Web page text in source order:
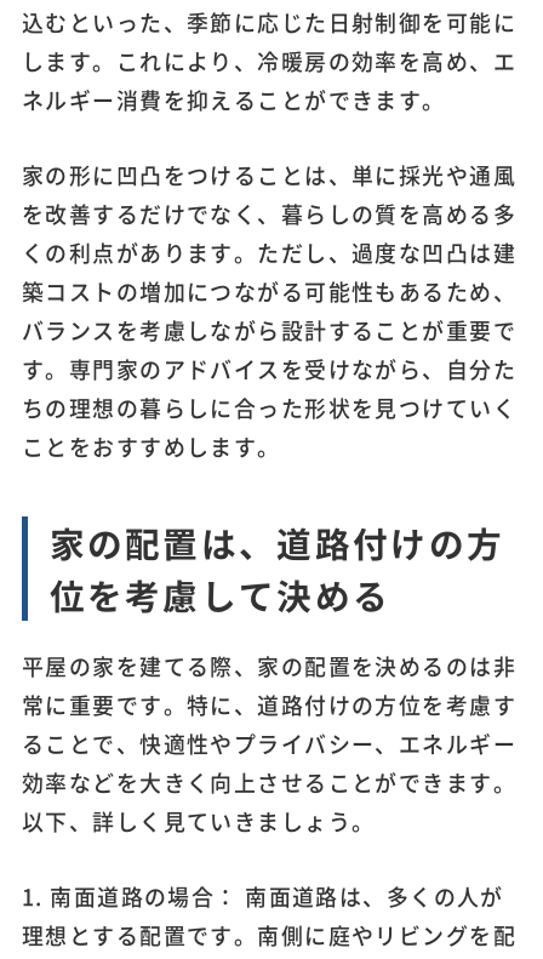
込むといった、季節に応じた日射制御を可能に
します。これにより、冷暖房の効率を高め、エ
ネルギー消費を抑えることができます。
家の形に凹凸をつけることは、単に採光や通風
を改善するだけでなく、暮らしの質を高める多
くの利点があります。ただし、過度な凹凸は建
築コストの増加につながる可能性もあるため、
バランスを考慮しながら設計することが重要で
す。専門家のアドバイスを受けながら、自分た
ちの理想の暮らしに合った形状を見つけていく
ことをおすすめします。
家の配置は、道路付けの方
位を考慮して決める
平屋の家を建てる際、家の配置を決めるのは非
常に重要です。特に、道路付けの方位を考慮す
ることで、快適性やプライバシー、エネルギー
効率などを大きく向上させることができます。
以下、詳しく見ていきましょう。
1. 南面道路の場合： 南面道路は、多くの人が
理想とする配置です。南側に庭やリビングを配